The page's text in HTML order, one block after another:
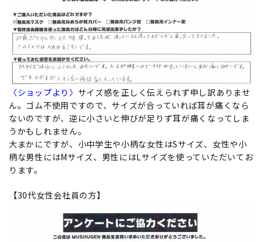
〈ショップより〉 サイズ感を正しく伝えられず申し訳ありませ
ん。ゴム不使用ですので、サイズが合っていれば耳が痛くなら
ないのですが、逆に小さいと伸びが足りず耳が痛くなってしま
うかもしれません。
大まかにですが、小中学生や小柄な女性はSサイズ、女性や小
柄な男性にはMサイズ、男性にはLサイズを使っていただいてお
ります。
【30代女性会社員の方】